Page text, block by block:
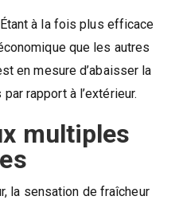
à la fois plus efficace
que les autres
en mesure d’abaisser la
rapport à l’extérieur.
multiples
la sensation de fraîcheur